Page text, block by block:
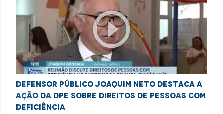
play_circle_outline
Defensor público Joaquim Neto destaca a
ação da DPE sobre direitos de pessoas com
deficiência